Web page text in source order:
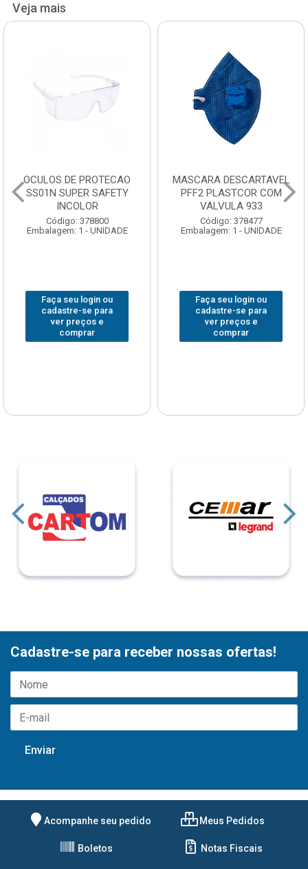
Veja mais
OCULOS DE PROTECAO
SS01N SUPER SAFETY
INCOLOR
Código: 378800
Embalagem: 1 - UNIDADE
Faça seu login ou
cadastre-se para
ver preços e
comprar
MASCARA DESCARTAVEL
PFF2 PLASTCOR COM
VALVULA 933
Código: 378477
Embalagem: 1 - UNIDADE
Faça seu login ou
cadastre-se para
ver preços e
comprar
Cadastre-se para receber nossas ofertas!
Acompanhe seu pedido Meus Pedidos
Boletos Notas Fiscais